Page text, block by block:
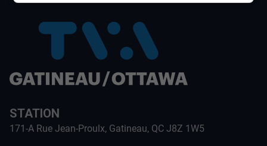
STATION
171-A Rue Jean-Proulx, Gatineau, QC J8Z 1W5